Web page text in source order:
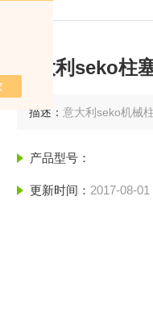
意大利seko柱
描述：意大利seko机械
产品型号：
更新时间： 2017-08-01